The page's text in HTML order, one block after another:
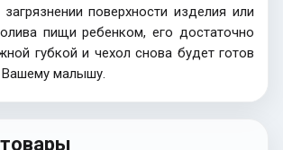
поверхности изделия или
пищи ребенком, его достаточно
губкой и чехол снова будет готов
малышу.